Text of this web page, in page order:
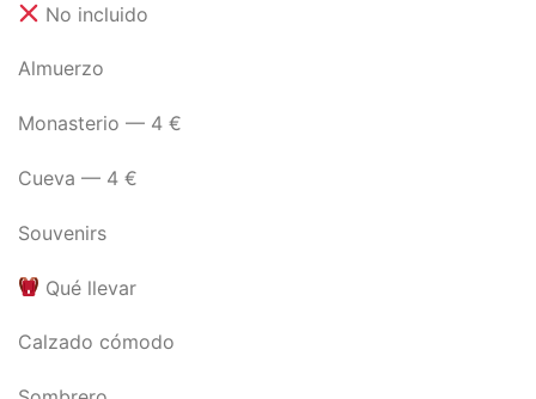
No incluido
Almuerzo
Monasterio — 4 €
Cueva — 4 €
Souvenirs
Qué llevar
Calzado cómodo